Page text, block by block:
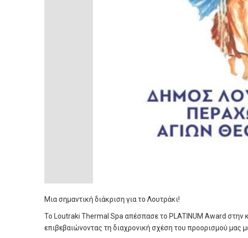
Μια σημαντική διάκριση για το Λουτράκι!
Το Loutraki Thermal Spa απέσπασε το PLATINUM Award στην
επιβεβαιώνοντας τη διαχρονική σχέση του προορισμού μας